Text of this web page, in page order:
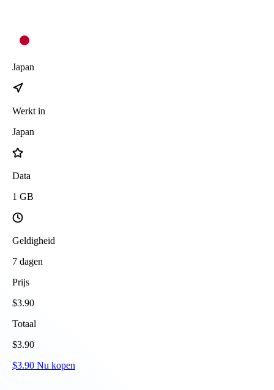
Japan
Werkt in
Japan
Data
1 GB
Geldigheid
7 dagen
Prijs
$3.90
Totaal
$3.90
$3.90 Nu kopen